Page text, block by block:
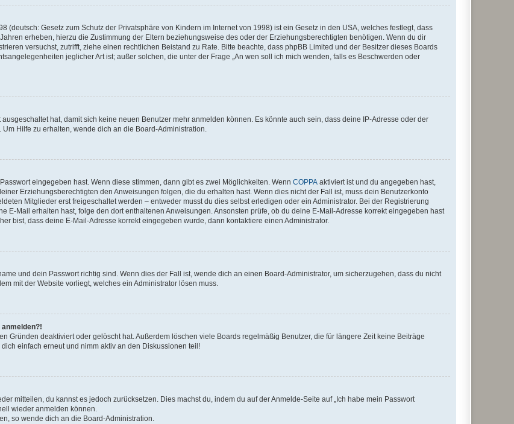
(deutsch: Gesetz zum Schutz der Privatsphäre von Kindern im Internet von 1998) ist ein Gesetz in den USA, welches festlegt, dass
erheben, hierzu die Zustimmung der Eltern beziehungsweise des oder der Erziehungsberechtigten benötigen. Wenn du dir
versuchst, zutrifft, ziehe einen rechtlichen Beistand zu Rate. Bitte beachte, dass phpBB Limited und der Besitzer dieses Boards
jeglicher Art ist; außer solchen, die unter der Frage „An wen soll ich mich wenden, falls es Beschwerden oder
hat, damit sich keine neuen Benutzer mehr anmelden können. Es könnte auch sein, dass deine IP-Adresse oder der
Hilfe zu erhalten, wende dich an die Board-Administration.
eingegeben hast. Wenn diese stimmen, dann gibt es zwei Möglichkeiten. Wenn COPPA aktiviert ist und du angegeben hast,
Erziehungsberechtigten den Anweisungen folgen, die du erhalten hast. Wenn dies nicht der Fall ist, muss dein Benutzerkonto
Mitglieder erst freigeschaltet werden – entweder musst du dies selbst erledigen oder ein Administrator. Bei der Registrierung
E-Mail erhalten hast, folge den dort enthaltenen Anweisungen. Ansonsten prüfe, ob du deine E-Mail-Adresse korrekt eingegeben hast
bist, dass deine E-Mail-Adresse korrekt eingegeben wurde, dann kontaktiere einen Administrator.
und dein Passwort richtig sind. Wenn dies der Fall ist, wende dich an einen Board-Administrator, um sicherzugehen, dass du nicht
mit der Website vorliegt, welches ein Administrator lösen muss.
Gründen deaktiviert oder gelöscht hat. Außerdem löschen viele Boards regelmäßig Benutzer, die für längere Zeit keine Beiträge
einfach erneut und nimm aktiv an den Diskussionen teil!
mitteilen, du kannst es jedoch zurücksetzen. Dies machst du, indem du auf der Anmelde-Seite auf „Ich habe mein Passwort
wieder anmelden können.
so wende dich an die Board-Administration.